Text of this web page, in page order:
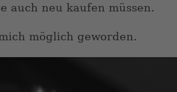
auch neu kaufen müssen.
möglich geworden.